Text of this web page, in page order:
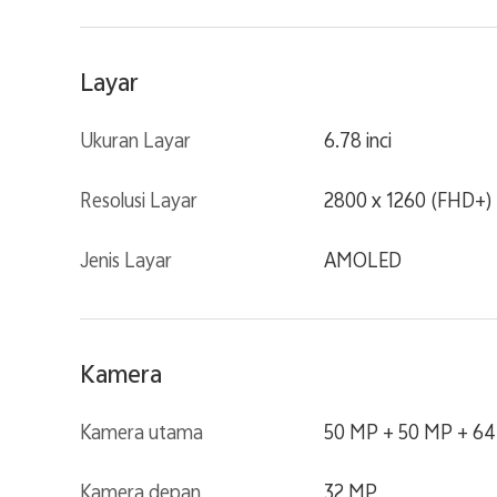
Layar
Ukuran Layar 6.78 inci
Resolusi Layar 2800 x 1260 (FHD+)
Jenis Layar AMOLED
Kamera
Kamera utama 50 MP + 50 MP +
Kamera depan 32 MP